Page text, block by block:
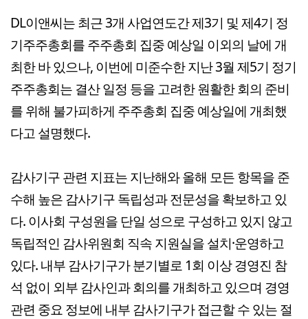
DL이앤씨는 최근 3개 사업연도간 제3기 및 제4기 정
기주주총회를 주주총회 집중 예상일 이외의 날에 개
최한 바 있으나, 이번에 미준수한 지난 3월 제5기 정기
주주총회는 결산 일정 등을 고려한 원활한 회의 준비
를 위해 불가피하게 주주총회 집중 예상일에 개최했
다고 설명했다.
감사기구 관련 지표는 지난해와 올해 모든 항목을 준
수해 높은 감사기구 독립성과 전문성을 확보하고 있
다. 이사회 구성원을 단일 성으로 구성하고 있지 않고
독립적인 감사위원회 직속 지원실을 설치·운영하고
있다. 내부 감사기구가 분기별로 1회 이상 경영진 참
석 없이 외부 감사인과 회의를 개최하고 있으며 경영
관련 중요 정보에 내부 감사기구가 접근할 수 있는 절